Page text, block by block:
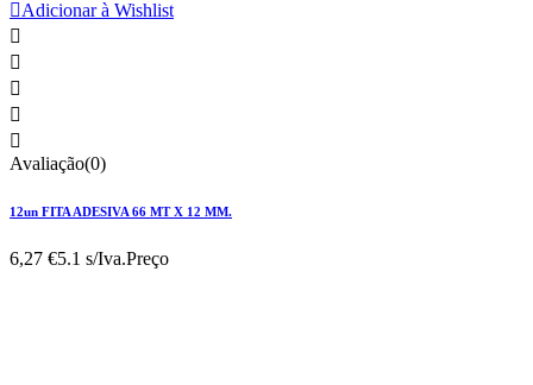
Adicionar à Wishlist





Avaliação(0)
12un FITA ADESIVA 66 MT X 12 MM.
6,27 €5.1 s/Iva.Preço